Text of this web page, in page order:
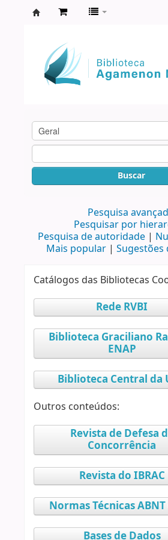
Agamenon
Magalhães
Buscar
Pesquisa
Pesquisar por
Pesquisa de autoridade
Mais popular
Sugestões
Catálogos das Bibliotecas
Rede RVBI
Biblioteca Graciliano
ENAP
Biblioteca Central da
Outros conteúdos:
Revista de Defesa
Concorrência
Revista do IBRAC
Normas Técnicas ABNT
Bases de Dados